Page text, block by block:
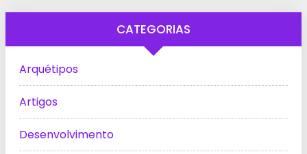
CATEGORIAS
Arquétipos
Artigos
Desenvolvimento